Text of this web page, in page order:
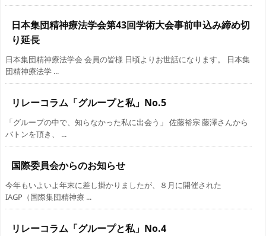
日本集団精神療法学会第43回学術大会事前申込み締め切
り延長
日本集団精神療法学会 会員の皆様 日頃よりお世話になります。 日本集
団精神療法学 ...
リレーコラム「グループと私」No.5
「グループの中で、知らなかった私に出会う」 佐藤裕宗 藤澤さんから
バトンを頂き、 ...
国際委員会からのお知らせ
今年もいよいよ年末に差し掛かりましたが、８月に開催された
IAGP（国際集団精神療 ...
リレーコラム「グループと私」No.4